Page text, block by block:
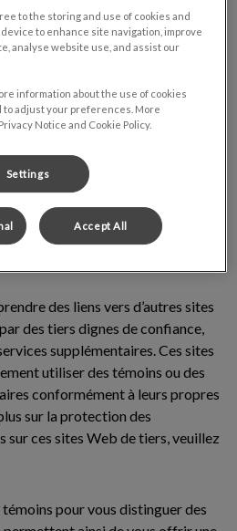
par VetStrategy (ci-après
« nos »). L'adresse de notre
7000 Pine Valley Drive,
L4L 4Y8.
aux témoins porte sur votre
et de nos applications.
des liens vers d’autres sites
des tiers dignes de confiance,
supplémentaires. Ces sites
utiliser des témoins ou des
conformément à leurs propres
sur la protection des
sur ces sites Web de tiers, veuillez
pour vous distinguer des
to the storing and use of cookies and
to enhance site navigation, improve
analyse website use, and assist our
information about the use of cookies
adjust your preferences. More
Notice and Cookie Policy.
Settings
Accept All